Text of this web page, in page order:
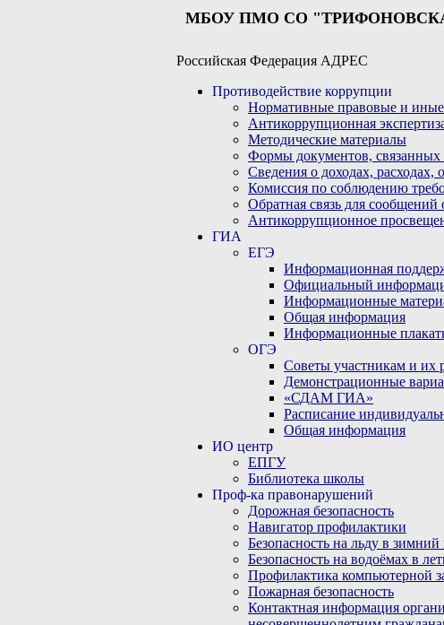
МБОУ ПМО СО
Российская Федерация АДРЕС
Противодействие коррупции
Нормативные правовые и
Антикоррупционная
Методические материалы
Формы документов, связанных
Сведения о доходах, расходах,
Комиссия по соблюдению
Обратная связь для сообщений
Антикоррупционное
ГИА
ЕГЭ
Информационная
Официальный
Информационные
Общая информация
Информационные
ОГЭ
Советы участникам и их
Демонстрационные
«СДАМ ГИА»
Расписание
Общая информация
ИО центр
ЕПГУ
Библиотека школы
Проф-ка правонарушений
Дорожная безопасность
Навигатор профилактики
Безопасность на льду в зимний
Безопасность на водоёмах в
Профилактика компьютерной
Пожарная безопасность
Контактная информация